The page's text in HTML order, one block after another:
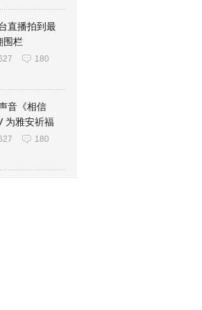
直播拍到最
围栏
180
音《相信
为雅安祈福
180